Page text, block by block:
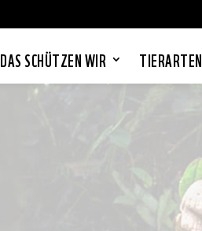
DAS SCHÜTZEN WIR TIERARTEN